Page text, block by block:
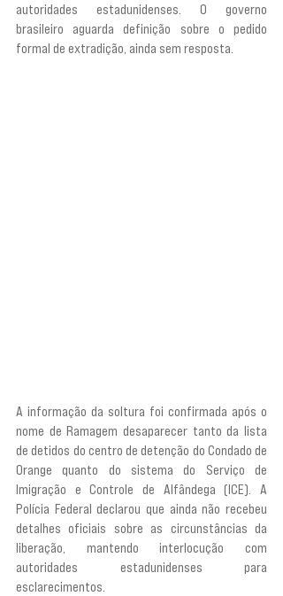
autoridades estadunidenses. O governo
brasileiro aguarda definição sobre o pedido
formal de extradição, ainda sem resposta.
A informação da soltura foi confirmada após o
nome de Ramagem desaparecer tanto da lista
de detidos do centro de detenção do Condado de
Orange quanto do sistema do Serviço de
Imigração e Controle de Alfândega (ICE). A
Polícia Federal declarou que ainda não recebeu
detalhes oficiais sobre as circunstâncias da
liberação, mantendo interlocução com
autoridades estadunidenses para
esclarecimentos.